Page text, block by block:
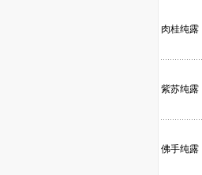
肉桂纯露
紫苏纯露
佛手纯露